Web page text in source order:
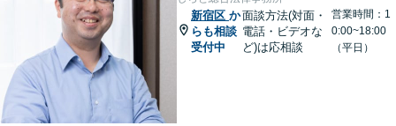
新宿区 か
らも相談
受付中
面談方法(対面・
電話・ビデオな
ど)は応相談
営業時間：1
0:00~18:00
（平日）